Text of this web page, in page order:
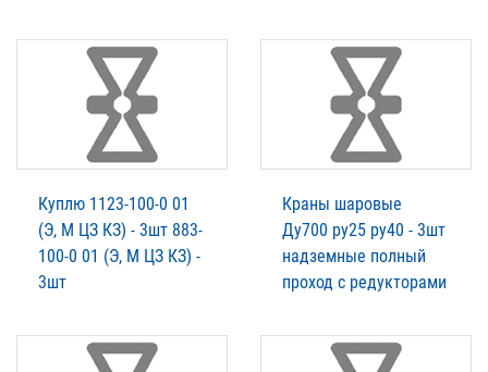
Куплю 1123-100-0 01
(Э, М ЦЗ КЗ) - 3шт 883-
100-0 01 (Э, М ЦЗ КЗ) -
3шт
Краны шаровые
Ду700 ру25 ру40 - 3шт
надземные полный
проход с редукторами